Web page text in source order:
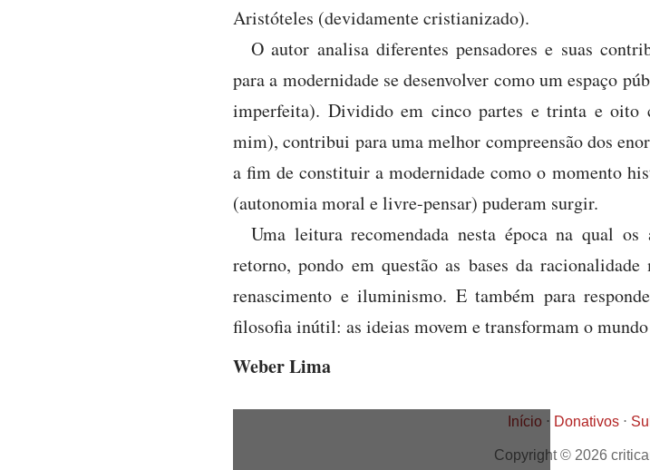
Aristóteles (devidamente cristianizado).
O autor analisa diferentes pensadores e suas
para a modernidade se desenvolver como um espaço
imperfeita). Dividido em cinco partes e trinta e oito
mim), contribui para uma melhor compreensão dos
a fim de constituir a modernidade como o momento
(autonomia moral e livre-pensar) puderam surgir.
Uma leitura recomendada nesta época na qual
retorno, pondo em questão as bases da
renascimento e iluminismo. E também para
filosofia inútil: as ideias movem e transformam o
Weber Lima
Início ⋅ Donativos ⋅
Copyright © 2026